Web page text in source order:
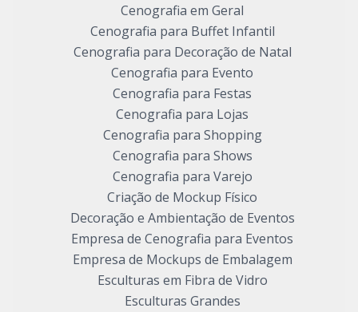
Cenografia em Geral
Cenografia para Buffet Infantil
Cenografia para Decoração de Natal
Cenografia para Evento
Cenografia para Festas
Cenografia para Lojas
Cenografia para Shopping
Cenografia para Shows
Cenografia para Varejo
Criação de Mockup Físico
Decoração e Ambientação de Eventos
Empresa de Cenografia para Eventos
Empresa de Mockups de Embalagem
Esculturas em Fibra de Vidro
Esculturas Grandes